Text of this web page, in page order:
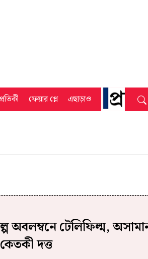
ফেয়ার প্লে এছাড়াও
অবলম্বনে টেলিফিল্ম,
দত্ত